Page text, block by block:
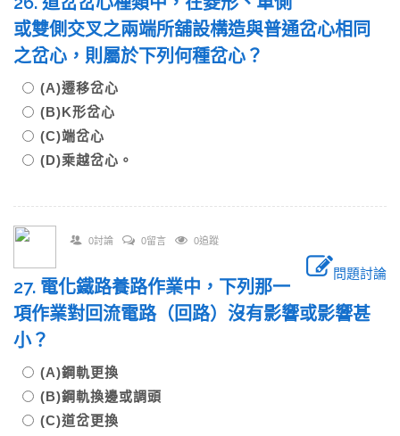
或雙側交叉之兩端所舖設構造與普通岔心相同
之岔心，則屬於下列何種岔心？
(A)遷移岔心
(B)K形岔心
(C)端岔心
(D)乘越岔心。
0討論 0留言 0追蹤
問題討論
27. 電化鐵路養路作業中，下列那一
項作業對回流電路（回路）沒有影響或影響甚
小？
(A)鋼軌更換
(B)鋼軌換邊或調頭
(C)道岔更換